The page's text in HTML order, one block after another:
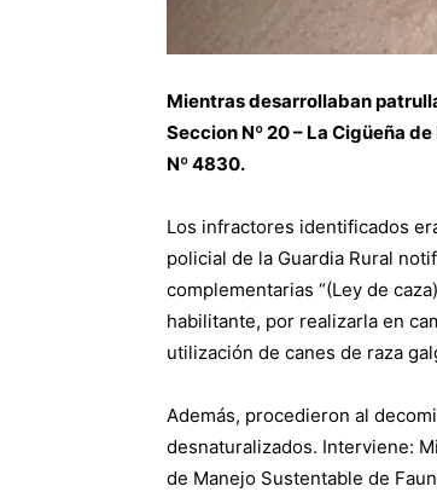
Mientras desarrollaban
Seccion Nº 20 – La Cigüeña
Nº 4830.
Los infractores identificados
policial de la Guardia Rural
complementarias “(Ley de
habilitante, por realizarla en
utilización de canes de raza
Además, procedieron al
desnaturalizados. Interviene:
de Manejo Sustentable de